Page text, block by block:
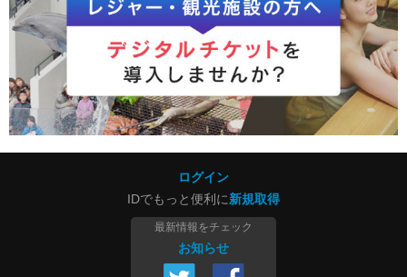
ログイン
IDでもっと便利に新規取得
最新情報をチェック
お知らせ